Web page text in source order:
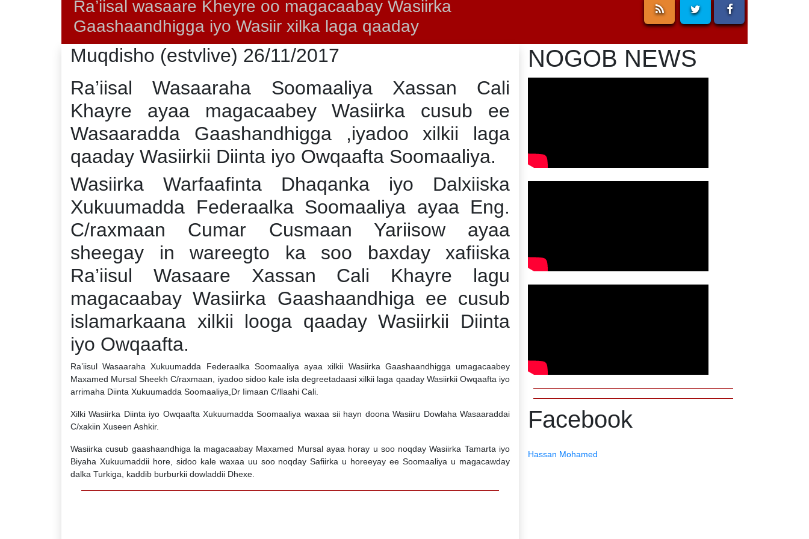
Ra’iisal wasaare Kheyre oo magacaabay Wasiirka
Gaashaandhigga iyo Wasiir xilka laga qaaday
Muqdisho (estvlive) 26/11/2017
Ra’iisal Wasaaraha Soomaaliya Xassan Cali
Khayre ayaa magacaabey Wasiirka cusub ee
Wasaaradda Gaashandhigga ,iyadoo xilkii laga
qaaday Wasiirkii Diinta iyo Owqaafta Soomaaliya.
Wasiirka Warfaafinta Dhaqanka iyo Dalxiiska
Xukuumadda Federaalka Soomaaliya ayaa Eng.
C/raxmaan Cumar Cusmaan Yariisow ayaa
sheegay in wareegto ka soo baxday xafiiska
Ra’iisul Wasaare Xassan Cali Khayre lagu
magacaabay Wasiirka Gaashaandhiga ee cusub
islamarkaana xilkii looga qaaday Wasiirkii Diinta
iyo Owqaafta.
Ra’iisul Wasaaraha Xukuumadda Federaalka Soomaaliya ayaa xilkii Wasiirka Gaashaandhigga umagacaabey
Maxamed Mursal Sheekh C/raxmaan, iyadoo sidoo kale isla degreetadaasi xilkii laga qaaday Wasiirkii Owqaafta iyo
arrimaha Diinta Xukuumadda Soomaaliya,Dr Iimaan C/llaahi Cali.
Xilki Wasiirka Diinta iyo Owqaafta Xukuumadda Soomaaliya waxaa sii hayn doona Wasiiru Dowlaha Wasaaraddai
C/xakiin Xuseen Ashkir.
Wasiirka cusub gaashaandhiga la magacaabay Maxamed Mursal ayaa horay u soo noqday Wasiirka Tamarta iyo
Biyaha Xukuumaddii hore, sidoo kale waxaa uu soo noqday Safiirka u horeeyay ee Soomaaliya u magacawday
dalka Turkiga, kaddib burburkii dowladdii Dhexe.
NOGOB NEWS
Facebook
Hassan Mohamed